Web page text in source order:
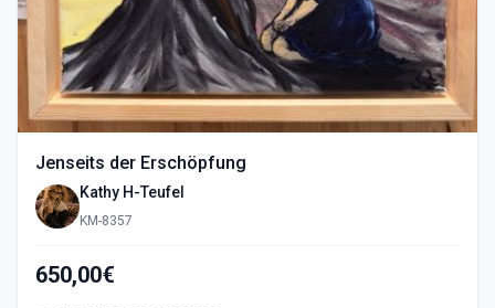
Jenseits der Erschöpfung
Kathy H-Teufel
KM-8357
650,00€